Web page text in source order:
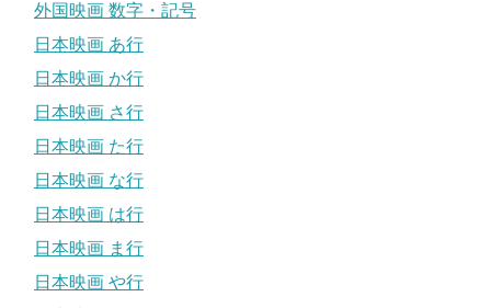
外国映画 数字・記号
日本映画 あ行
日本映画 か行
日本映画 さ行
日本映画 た行
日本映画 な行
日本映画 は行
日本映画 ま行
日本映画 や行